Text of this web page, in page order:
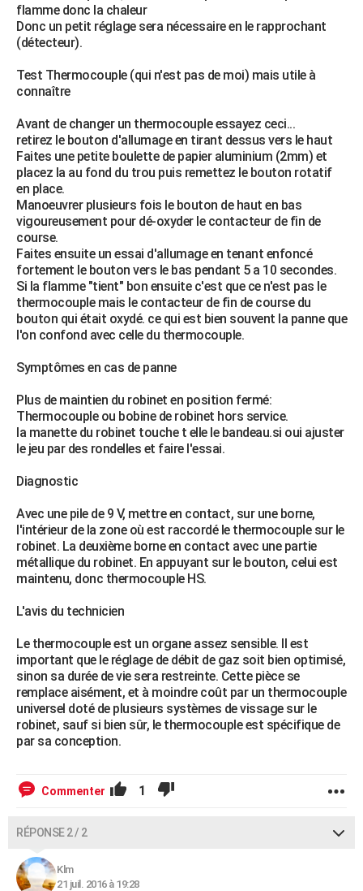
flamme donc la chaleur
Donc un petit réglage sera nécessaire en le rapprochant
(détecteur).
Test Thermocouple (qui n'est pas de moi) mais utile à
connaître
Avant de changer un thermocouple essayez ceci...
retirez le bouton d'allumage en tirant dessus vers le haut
Faites une petite boulette de papier aluminium (2mm) et
placez la au fond du trou puis remettez le bouton rotatif
en place.
Manoeuvrer plusieurs fois le bouton de haut en bas
vigoureusement pour dé-oxyder le contacteur de fin de
course.
Faites ensuite un essai d'allumage en tenant enfoncé
fortement le bouton vers le bas pendant 5 a 10 secondes.
Si la flamme "tient" bon ensuite c'est que ce n'est pas le
thermocouple mais le contacteur de fin de course du
bouton qui était oxydé. ce qui est bien souvent la panne que
l'on confond avec celle du thermocouple.
Symptômes en cas de panne
Plus de maintien du robinet en position fermé:
Thermocouple ou bobine de robinet hors service.
la manette du robinet touche t elle le bandeau.si oui ajuster
le jeu par des rondelles et faire l'essai.
Diagnostic
Avec une pile de 9 V, mettre en contact, sur une borne,
l'intérieur de la zone où est raccordé le thermocouple sur le
robinet. La deuxième borne en contact avec une partie
métallique du robinet. En appuyant sur le bouton, celui est
maintenu, donc thermocouple HS.
L'avis du technicien
Le thermocouple est un organe assez sensible. Il est
important que le réglage de débit de gaz soit bien optimisé,
sinon sa durée de vie sera restreinte. Cette pièce se
remplace aisément, et à moindre coût par un thermocouple
universel doté de plusieurs systèmes de vissage sur le
robinet, sauf si bien sûr, le thermocouple est spécifique de
par sa conception.
Commenter 1
RÉPONSE 2 / 2
Klm
21 juil. 2016 à 19:28